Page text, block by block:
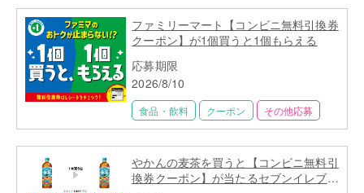
ファミリーマート【コンビニ無料引換券
クーポン】が1個買うと1個もらえる
応募期限
2026/8/10
食品・飲料 クーポン その他応募
やかんの麦茶を買うと【コンビニ無料引
換券クーポン】が当たるセブンイレブン